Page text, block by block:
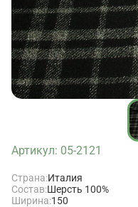
Артикул: 05-2121
Страна:Италия
Состав:Шерсть 100%
Ширина:150